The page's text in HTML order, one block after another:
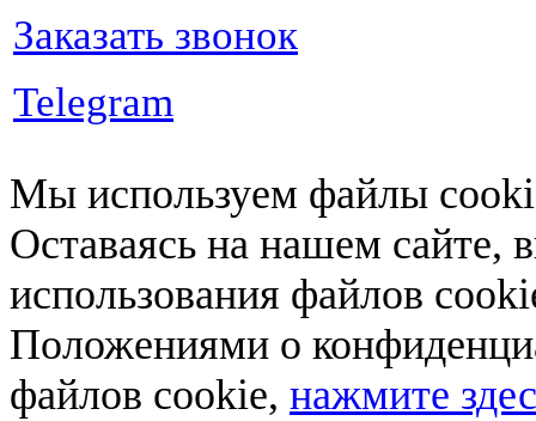
Заказать звонок
Telegram
Мы используем файлы
Оставаясь на нашем сайте,
использования файлов
Положениями о
файлов cookie, нажмите